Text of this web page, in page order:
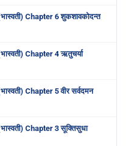
Chapter 6 शुकशावकोदन्त
Chapter 4 ऋतुचर्या
Chapter 5 वीर सर्वदमन
Chapter 3 सूक्तिसुधा